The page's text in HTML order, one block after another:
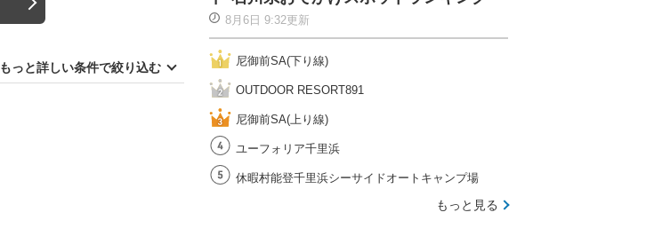
もっと詳しい条件で絞り込む
8月6日 9:32更新
尼御前SA(下り線)
OUTDOOR RESORT891
尼御前SA(上り線)
ユーフォリア千里浜
休暇村能登千里浜シーサイドオートキャンプ場
もっと見る